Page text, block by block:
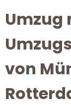
Umzug
von